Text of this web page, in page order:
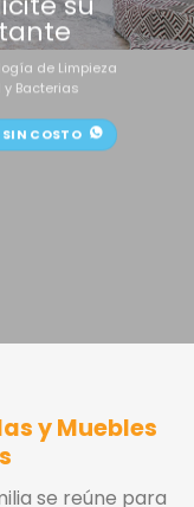
de Limpieza
Bacterias
COSTO
y Muebles
se reúne para